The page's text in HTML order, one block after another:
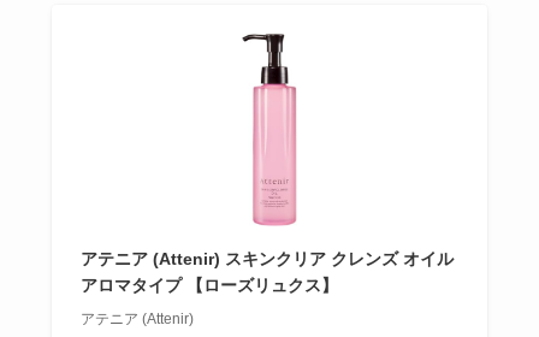
アテニア (Attenir) スキンクリア クレンズ オイル
アロマタイプ 【ローズリュクス】
アテニア (Attenir)